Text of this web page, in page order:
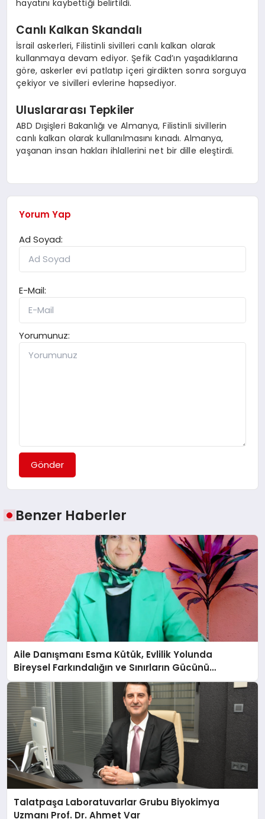
hayatını kaybettiği belirtildi.
Canlı Kalkan Skandalı
İsrail askerleri, Filistinli sivilleri canlı kalkan olarak
kullanmaya devam ediyor. Şefik Cad’ın yaşadıklarına
göre, askerler evi patlatıp içeri girdikten sonra sorguya
çekiyor ve sivilleri evlerine hapsediyor.
Uluslararası Tepkiler
ABD Dışişleri Bakanlığı ve Almanya, Filistinli sivillerin
canlı kalkan olarak kullanılmasını kınadı. Almanya,
yaşanan insan hakları ihlallerini net bir dille eleştirdi.
Yorum Yap
Ad Soyad:
E-Mail:
Yorumunuz:
Gönder
Benzer Haberler
Aile Danışmanı Esma Kütük, Evlilik Yolunda
Bireysel Farkındalığın ve Sınırların Gücünü
Anlatıyor
Talatpaşa Laboratuvarlar Grubu Biyokimya
Uzmanı Prof. Dr. Ahmet Var